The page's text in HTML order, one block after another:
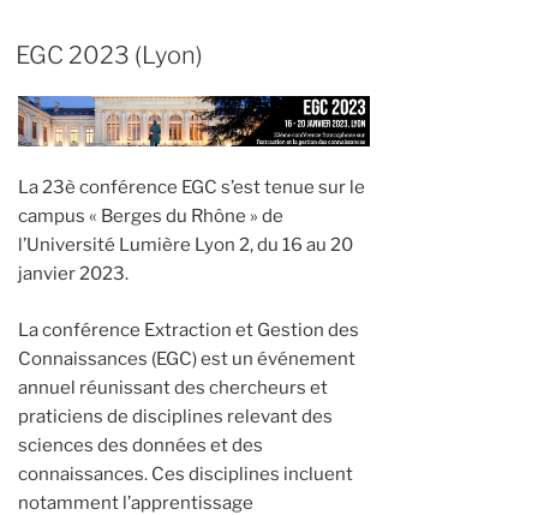
EGC 2023 (Lyon)
La 23è conférence EGC s’est tenue sur le
campus « Berges du Rhône » de
l’Université Lumière Lyon 2, du 16 au 20
janvier 2023.
La conférence Extraction et Gestion des
Connaissances (EGC) est un événement
annuel réunissant des chercheurs et
praticiens de disciplines relevant des
sciences des données et des
connaissances. Ces disciplines incluent
notamment l’apprentissage